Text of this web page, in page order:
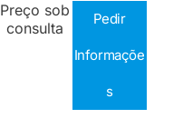
Preço sob
consulta
Pedir
Informaçõe
s